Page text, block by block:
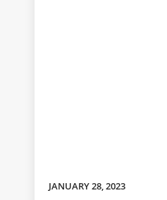
JANUARY 28, 2023